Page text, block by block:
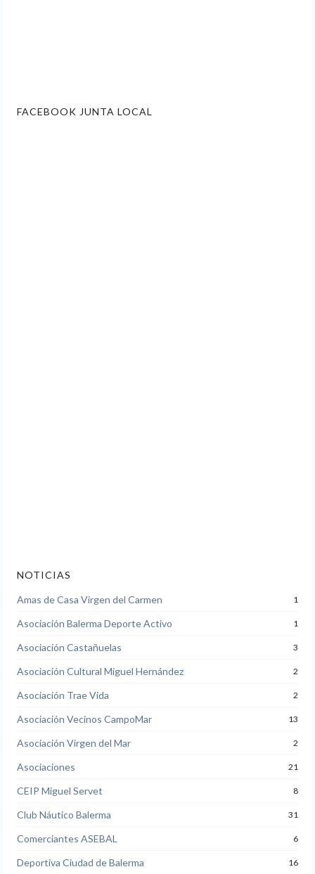
FACEBOOK JUNTA LOCAL
NOTICIAS
Amas de Casa Virgen del Carmen 1
Asociación Balerma Deporte Activo 1
Asociación Castañuelas 3
Asociación Cultural Miguel Hernández 2
Asociación Trae Vida 2
Asociación Vecinos CampoMar 13
Asociación Virgen del Mar 2
Asociaciones 21
CEIP Miguel Servet 8
Club Náutico Balerma 31
Comerciantes ASEBAL 6
Deportiva Ciudad de Balerma 16